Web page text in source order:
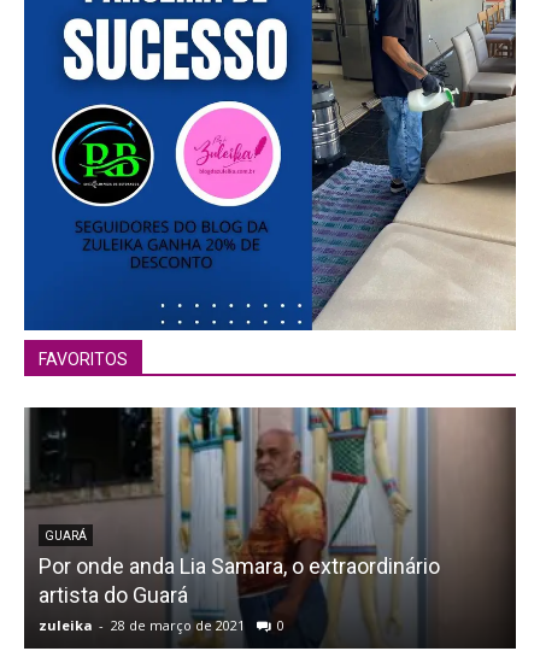
FAVORITOS
GUARÁ
Por onde anda Lia Samara, o extraordinário
artista do Guará
zuleika - 28 de março de 2021 0